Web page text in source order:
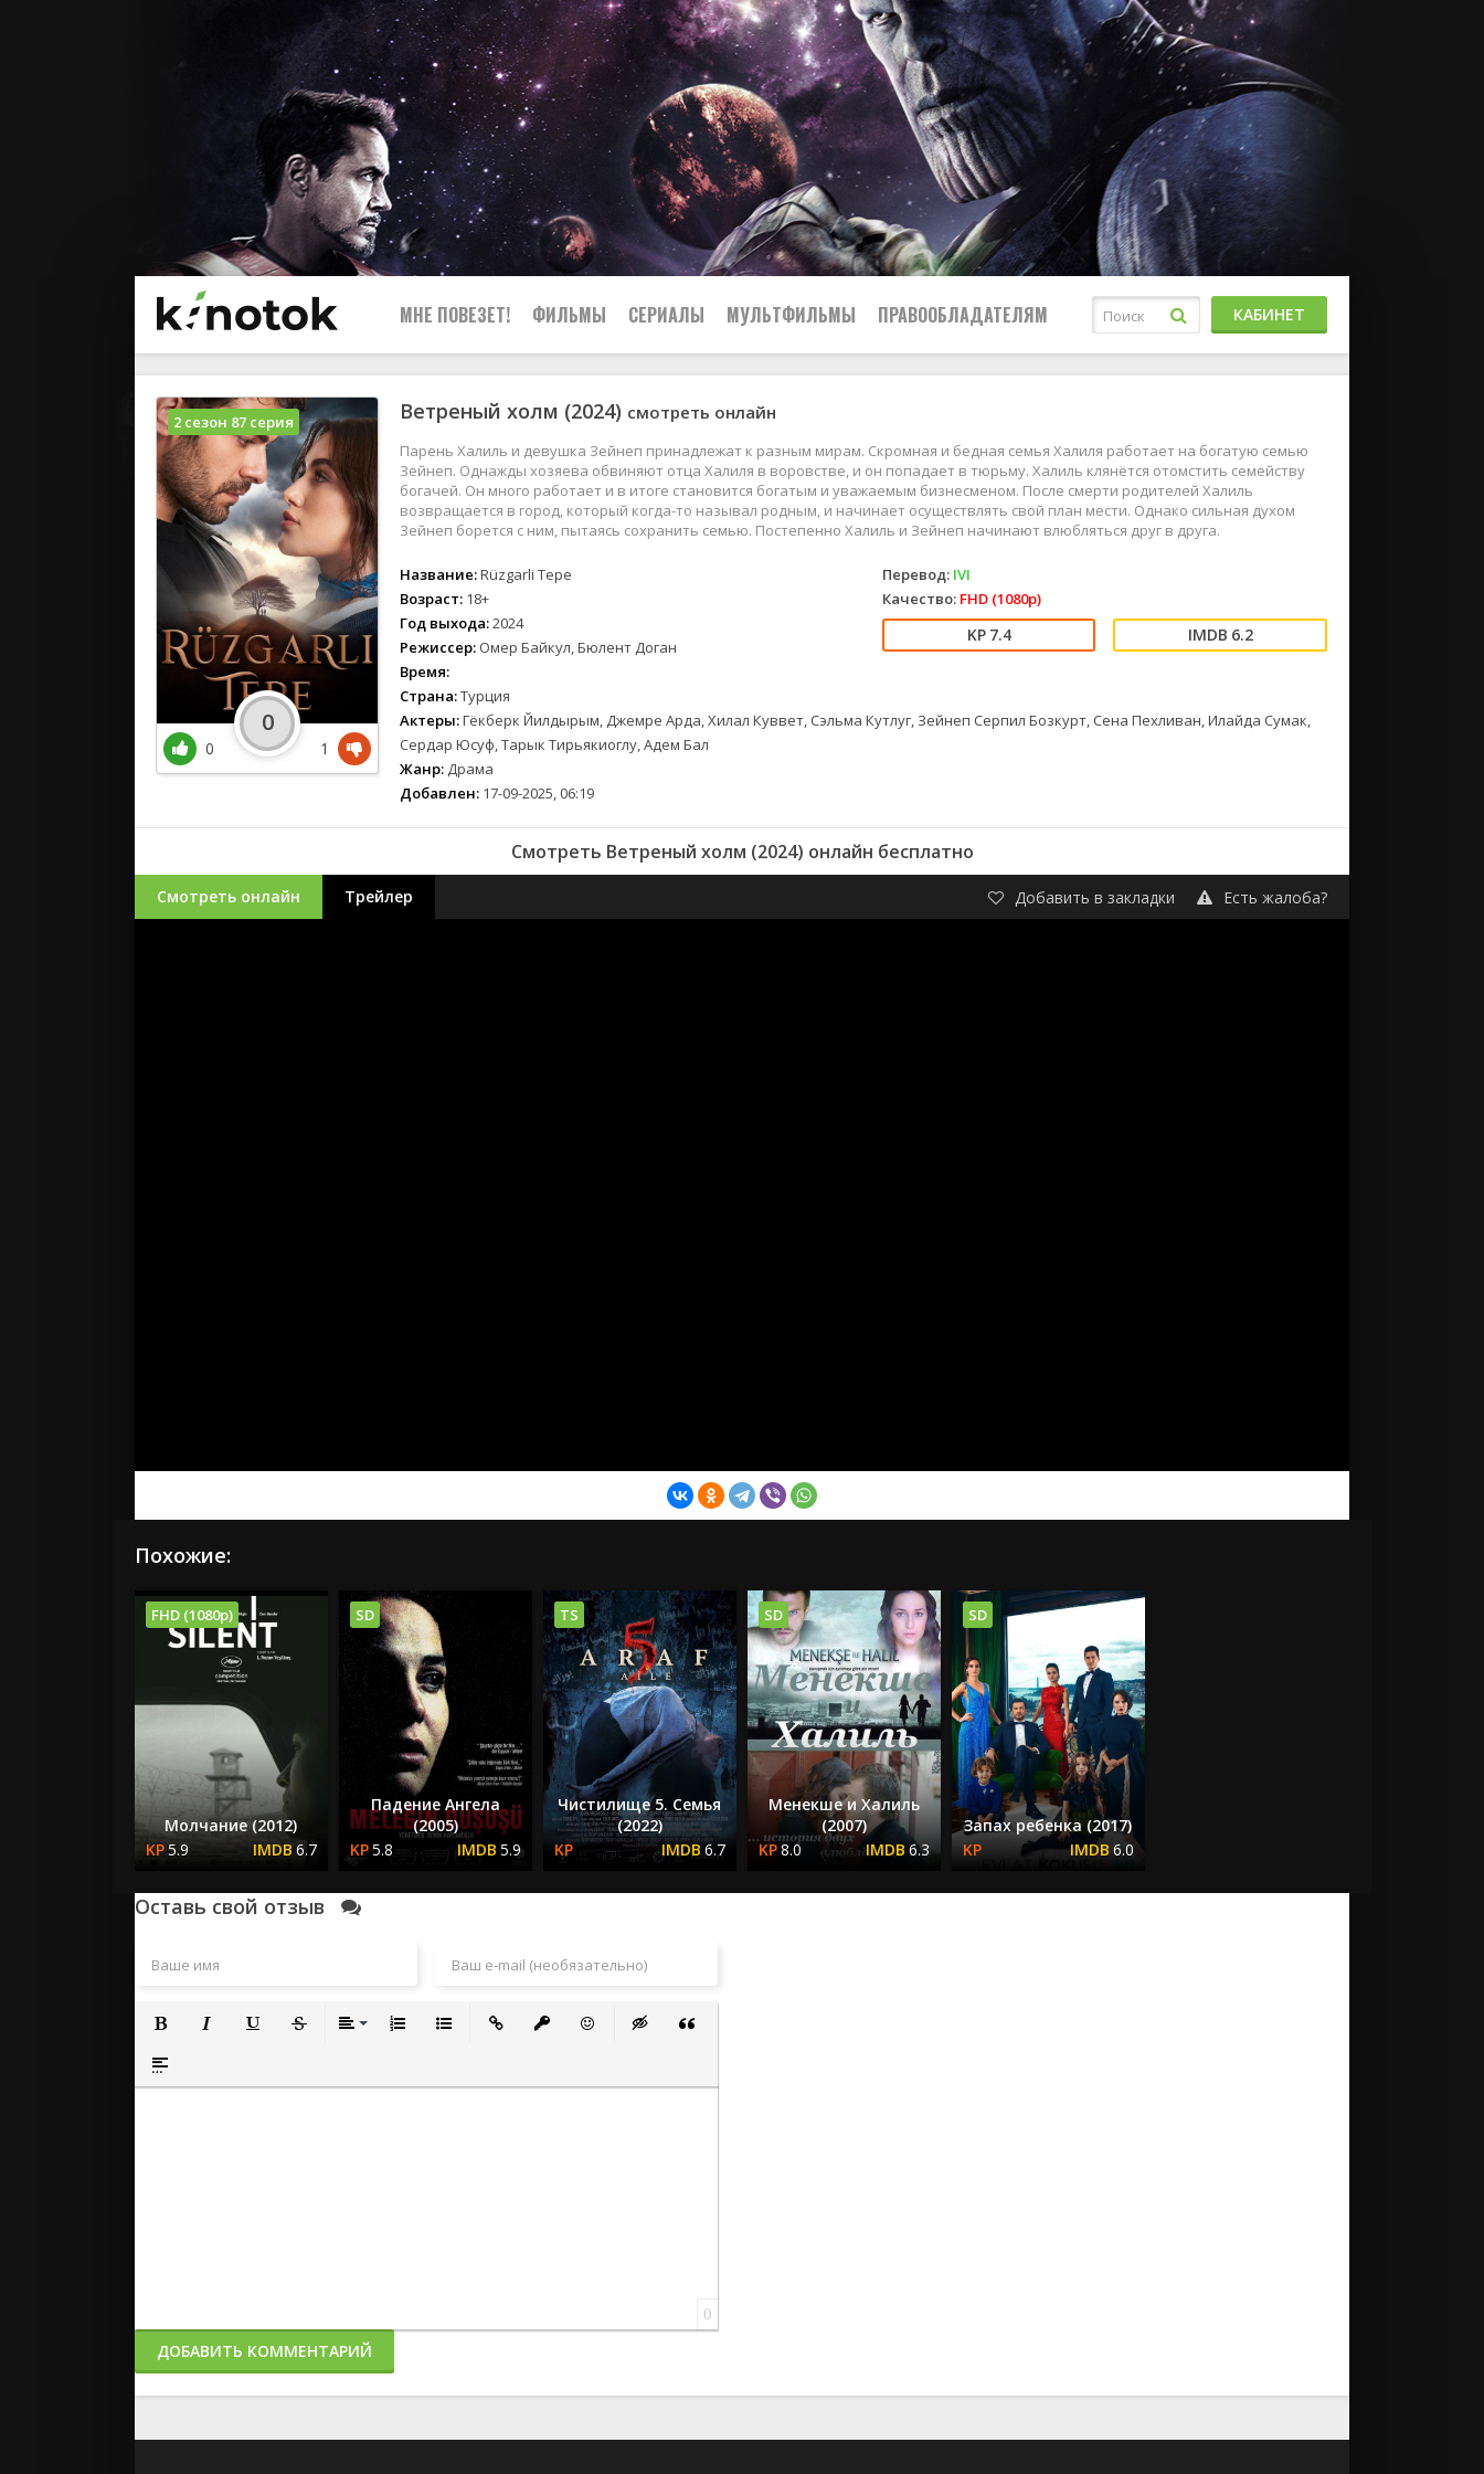
МНЕ ПОВЕЗЕТ! ФИЛЬМЫ СЕРИАЛЫ МУЛЬТФИЛЬМЫ ПРАВООБЛАДАТЕЛЯМ КАБИНЕТ
Ветреный холм (2024) смотреть онлайн
Парень Халиль и девушка Зейнеп принадлежат к разным мирам. Скромная и бедная семья Халиля работает на богатую семью
Зейнеп. Однажды хозяева обвиняют отца Халиля в воровстве, и он попадает в тюрьму. Халиль клянётся отомстить семейству
богачей. Он много работает и в итоге становится богатым и уважаемым бизнесменом. После смерти родителей Халиль
возвращается в город, который когда-то называл родным, и начинает осуществлять свой план мести. Однако сильная духом
Зейнеп борется с ним, пытаясь сохранить семью. Постепенно Халиль и Зейнеп начинают влюбляться друг в друга.
Название:Rüzgarli Tepe
Возраст: 18+
Год выхода:2024
Режиссер: Омер Байкул, Бюлент Доган
Время:
Страна:Турция
Перевод: IVI
Качество: FHD (1080p)
7.4 6.2
Актеры:Гёкберк Йилдырым, Джемре Арда, Хилал Куввет, Сэльма Кутлуг, Зейнеп Серпил Бозкурт, Сена Пехливан, Илайда Сумак,
Сердар Юсуф, Тарык Тирьякиоглу, Адем Бал
Жанр: Драма
Добавлен: 17-09-2025, 06:19
2 сезон 87 серия
0
0
1
Смотреть Ветреный холм (2024) онлайн бесплатно
Смотреть онлайн Трейлер Добавить в закладки Есть жалоба?
Похожие:
FHD (1080p)
Молчание (2012)
5.9
6.7
SD
Падение Ангела
(2005)
5.8
5.9
TS
Чистилище 5. Семья
(2022)
6.7
SD
Менекше и Халиль
(2007)
8.0
6.3
SD
Запах ребенка (2017)
6.0
Оставь свой отзыв
Вставка спойлера
0
ДОБАВИТЬ КОММЕНТАРИЙ